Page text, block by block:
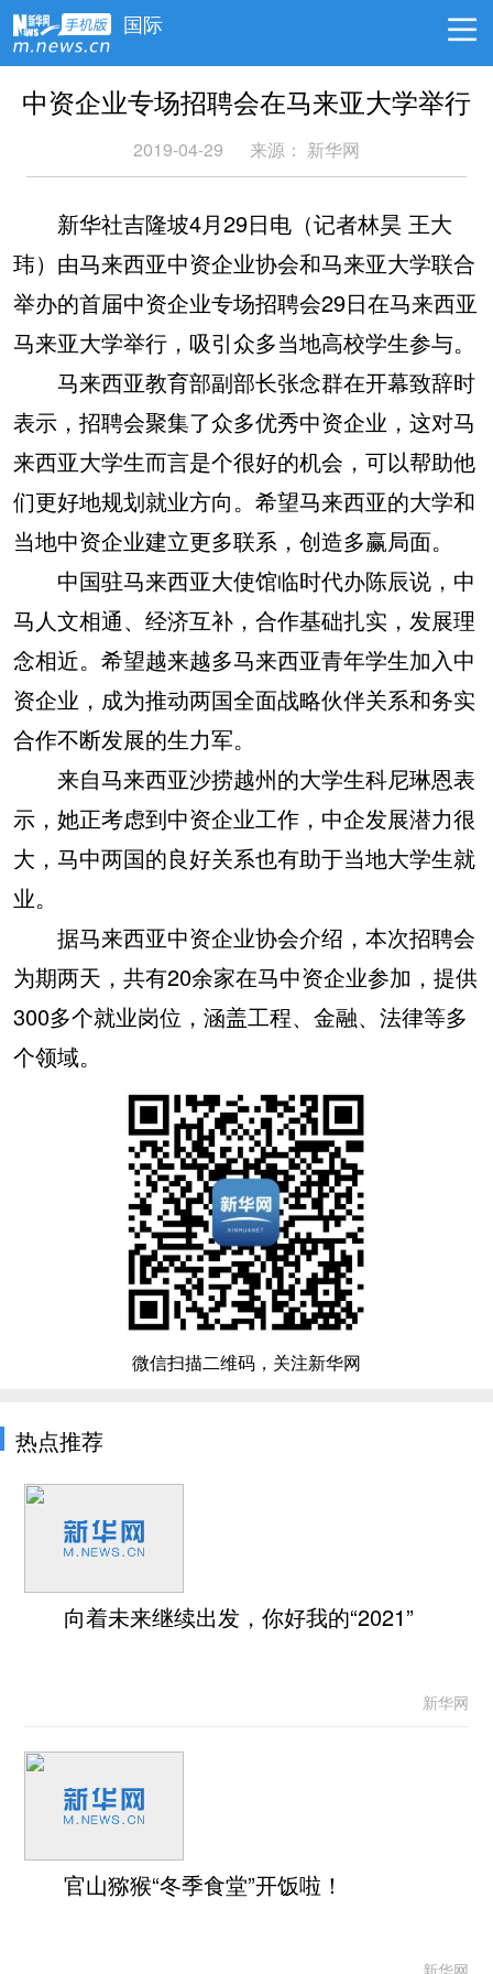
国际
中资企业专场招聘会在马来亚大学举行
2019-04-29 来源： 新华网
新华社吉隆坡4月29日电（记者林昊 王大
玮）由马来西亚中资企业协会和马来亚大学联合
举办的首届中资企业专场招聘会29日在马来西亚
马来亚大学举行，吸引众多当地高校学生参与。
马来西亚教育部副部长张念群在开幕致辞时
表示，招聘会聚集了众多优秀中资企业，这对马
来西亚大学生而言是个很好的机会，可以帮助他
们更好地规划就业方向。希望马来西亚的大学和
当地中资企业建立更多联系，创造多赢局面。
中国驻马来西亚大使馆临时代办陈辰说，中
马人文相通、经济互补，合作基础扎实，发展理
念相近。希望越来越多马来西亚青年学生加入中
资企业，成为推动两国全面战略伙伴关系和务实
合作不断发展的生力军。
来自马来西亚沙捞越州的大学生科尼琳恩表
示，她正考虑到中资企业工作，中企发展潜力很
大，马中两国的良好关系也有助于当地大学生就
业。
据马来西亚中资企业协会介绍，本次招聘会
为期两天，共有20余家在马中资企业参加，提供
300多个就业岗位，涵盖工程、金融、法律等多
个领域。
微信扫描二维码，关注新华网
热点推荐
向着未来继续出发，你好我的“2021”
新华网
官山猕猴“冬季食堂”开饭啦！
新华网